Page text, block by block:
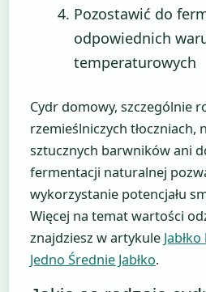
Pozostawić do
odpowiednich
temperaturowych
Cydr domowy, szczególnie
rzemieślniczych tłoczniach,
sztucznych barwników ani
fermentacji naturalnej
wykorzystanie potencjału
Więcej na temat wartości
znajdziesz w artykule
Jedno Średnie Jabłko.